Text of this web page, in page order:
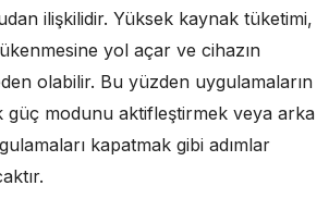
ilişkilidir. Yüksek kaynak tüketimi,
yol açar ve cihazın
olabilir. Bu yüzden uygulamaların
güç modunu aktifleştirmek veya arka
kapatmak gibi adımlar